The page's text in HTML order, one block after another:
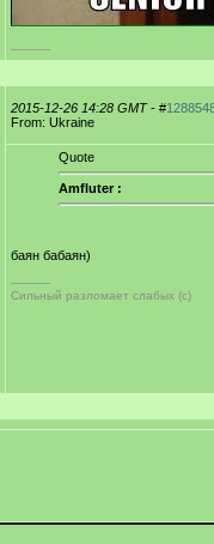
-----------
2015-12-26 14:28 GMT- #
From: Ukraine
Quote
Amfluter :
баян бабаян)
-----------
Сильный разломает слабых (с)